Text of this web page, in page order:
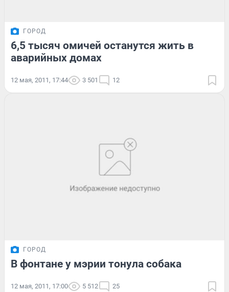
ГОРОД
6,5 тысяч омичей останутся жить в
аварийных домах
12 мая, 2011, 17:44 3 501 12
ГОРОД
В фонтане у мэрии тонула собака
12 мая, 2011, 17:00 5 512 25